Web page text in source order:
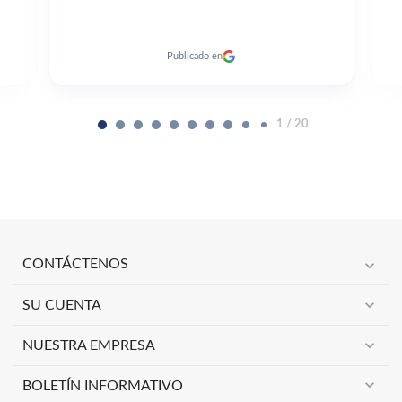
2 / 20
CONTÁCTENOS expand_more
SU CUENTA expand_more
NUESTRA EMPRESA expand_more
BOLETÍN INFORMATIVO expand_more